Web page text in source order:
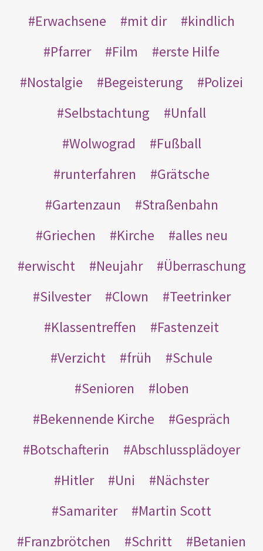
Erwachsene
mit dir
kindlich
Pfarrer
Film
erste Hilfe
Nostalgie
Begeisterung
Polizei
Selbstachtung
Unfall
Wolwograd
Fußball
runterfahren
Grätsche
Gartenzaun
Straßenbahn
Griechen
Kirche
alles neu
erwischt
Neujahr
Überraschung
Silvester
Clown
Teetrinker
Klassentreffen
Fastenzeit
Verzicht
früh
Schule
Senioren
loben
Bekennende Kirche
Gespräch
Botschafterin
Abschlussplädoyer
Hitler
Uni
Nächster
Samariter
Martin Scott
Franzbrötchen
Schritt
Betanien